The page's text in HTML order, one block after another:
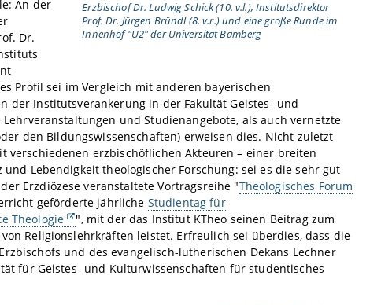
Erzbischof Dr. Ludwig Schick (10. v.l.), Institutsdirektor
Prof. Dr. Jürgen Bründl (8. v.r.) und eine große Runde im
Innenhof "U2" der Universität Bamberg
An der
Dr.
Profil sei im Vergleich mit anderen bayerischen
der Institutsverankerung in der Fakultät Geistes- und
und Studienangebote, als auch vernetzte
den Bildungswissenschaften) erweisen dies. Nicht zuletzt
verschiedenen erzbischöflichen Akteuren – einer breiten
Lebendigkeit theologischer Forschung: sei es die sehr gut
Erzdiözese veranstaltete Vortragsreihe "Theologisches Forum
geförderte jährliche Studientag für
Theologie
", mit der das Institut KTheo seinen Beitrag zum
Religionslehrkräften leistet. Erfreulich sei überdies, dass die
und des evangelisch-lutherischen Dekans Lechner
für Geistes- und Kulturwissenschaften für studentisches